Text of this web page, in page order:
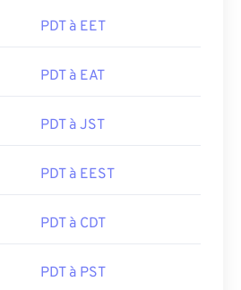
PDT à EET
PDT à EAT
PDT à JST
PDT à EEST
PDT à CDT
PDT à PST